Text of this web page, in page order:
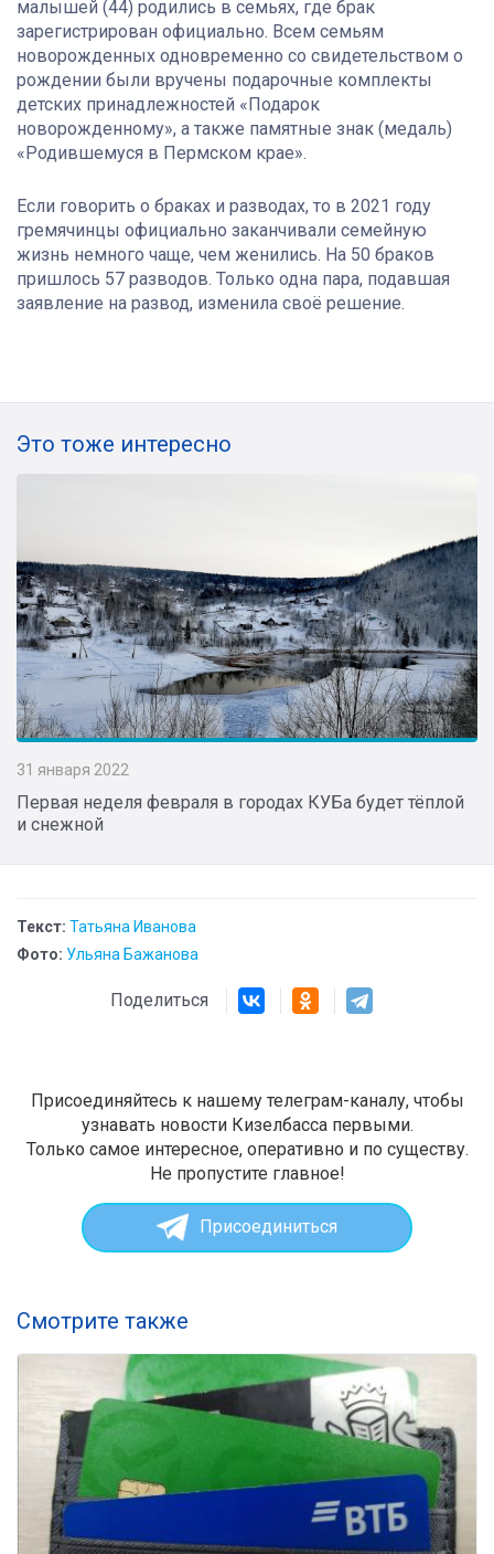
малышей (44) родились в семьях, где брак
зарегистрирован официально. Всем семьям
новорожденных одновременно со свидетельством о
рождении были вручены подарочные комплекты
детских принадлежностей «Подарок
новорожденному», а также памятные знак (медаль)
«Родившемуся в Пермском крае».
Если говорить о браках и разводах, то в 2021 году
гремячинцы официально заканчивали семейную
жизнь немного чаще, чем женились. На 50 браков
пришлось 57 разводов. Только одна пара, подавшая
заявление на развод, изменила своё решение.
Это тоже интересно
31 января 2022
Первая неделя февраля в городах КУБа будет тёплой
и снежной
Текст: Татьяна Иванова
Фото: Ульяна Бажанова
Поделиться
Присоединяйтесь к нашему телеграм-каналу, чтобы
узнавать новости Кизелбасса первыми.
Только самое интересное, оперативно и по существу.
Не пропустите главное!
Присоединиться
Смотрите также